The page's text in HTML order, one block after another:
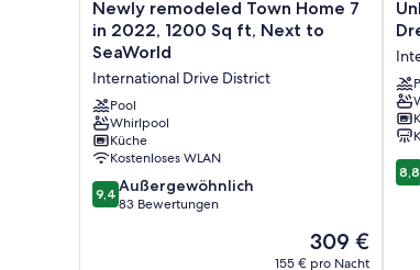
Newly
remodeled
Town
Home
7
in
2022,
1200
Sq
ft,
Next
Newly remodeled Town Home 7
in 2022, 1200 Sq ft, Next to
SeaWorld
International Drive District
Pool
Whirlpool
Küche
Kostenloses WLAN
9.4
von
9,4 Außergewöhnlich
83 Bewertungen
Der
Preis
309 €
155 € pro Nacht
to
8.8
von
8,8